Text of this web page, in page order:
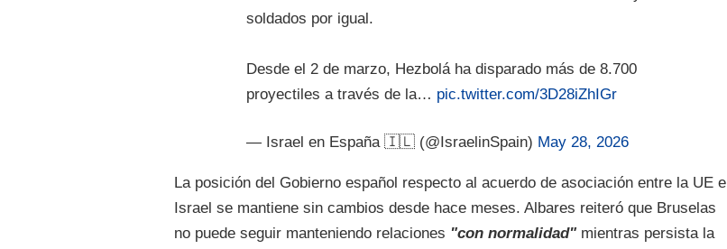
soldados por igual.
Desde el 2 de marzo, Hezbolá ha disparado más de 8.700
proyectiles a través de la… pic.twitter.com/3D28iZhIGr
— Israel en España 🇮🇱 (@IsraelinSpain) May 28, 2026
La posición del Gobierno español respecto al acuerdo de asociación entre la UE e
Israel se mantiene sin cambios desde hace meses. Albares reiteró que Bruselas
no puede seguir manteniendo relaciones "con normalidad" mientras persista la